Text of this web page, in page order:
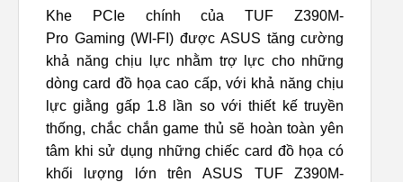
Khe PCIe chính của TUF Z390M-
Pro Gaming (WI-FI) được ASUS tăng cường
khả năng chịu lực nhằm trợ lực cho những
dòng card đồ họa cao cấp, với khả năng chịu
lực giằng gấp 1.8 lần so với thiết kế truyền
thống, chắc chắn game thủ sẽ hoàn toàn yên
tâm khi sử dụng những chiếc card đồ họa có
khối lượng lớn trên ASUS TUF Z390M-